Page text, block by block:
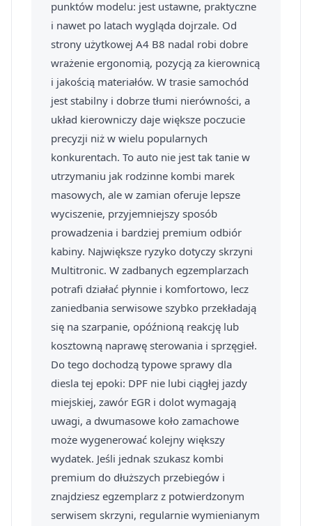
punktów modelu: jest ustawne, praktyczne
i nawet po latach wygląda dojrzale. Od
strony użytkowej A4 B8 nadal robi dobre
wrażenie ergonomią, pozycją za kierownicą
i jakością materiałów. W trasie samochód
jest stabilny i dobrze tłumi nierówności, a
układ kierowniczy daje większe poczucie
precyzji niż w wielu popularnych
konkurentach. To auto nie jest tak tanie w
utrzymaniu jak rodzinne kombi marek
masowych, ale w zamian oferuje lepsze
wyciszenie, przyjemniejszy sposób
prowadzenia i bardziej premium odbiór
kabiny. Największe ryzyko dotyczy skrzyni
Multitronic. W zadbanych egzemplarzach
potrafi działać płynnie i komfortowo, lecz
zaniedbania serwisowe szybko przekładają
się na szarpanie, opóźnioną reakcję lub
kosztowną naprawę sterowania i sprzęgieł.
Do tego dochodzą typowe sprawy dla
diesla tej epoki: DPF nie lubi ciągłej jazdy
miejskiej, zawór EGR i dolot wymagają
uwagi, a dwumasowe koło zamachowe
może wygenerować kolejny większy
wydatek. Jeśli jednak szukasz kombi
premium do dłuższych przebiegów i
znajdziesz egzemplarz z potwierdzonym
serwisem skrzyni, regularnie wymienianym